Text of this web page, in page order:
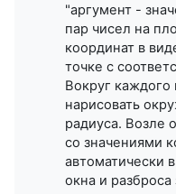
"аргумент -
пар чисел на
координат в
точке с
Вокруг каждого
нарисовать
радиуса. Возле
со значениями
автоматически
окна и